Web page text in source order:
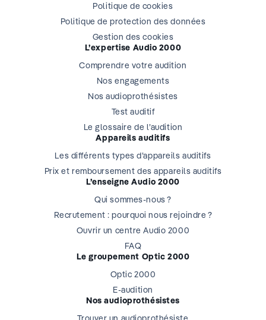
Politique de cookies
Politique de protection des données
Gestion des cookies
L’expertise Audio 2000
Comprendre votre audition
Nos engagements
Nos audioprothésistes
Test auditif
Le glossaire de l’audition
Appareils auditifs
Les différents types d’appareils auditifs
Prix et remboursement des appareils auditifs
L’enseigne Audio 2000
Qui sommes-nous ?
Recrutement : pourquoi nous rejoindre ?
Ouvrir un centre Audio 2000
FAQ
Le groupement Optic 2000
Optic 2000
E-audition
Nos audioprothésistes